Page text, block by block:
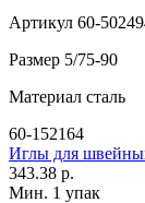
Артикул 60-
Размер 5/75-90
Материал сталь
60-152164
Иглы для
343.38 р.
Мин. 1 упак